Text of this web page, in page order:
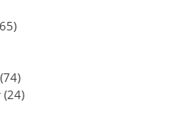
(74)
(24)